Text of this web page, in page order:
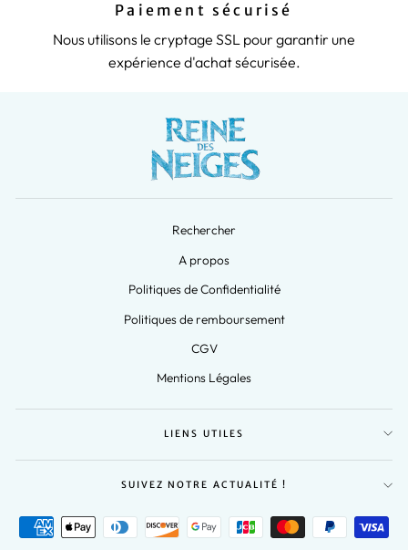
Paiement sécurisé
Nous utilisons le cryptage SSL pour garantir une
expérience d'achat sécurisée.
Rechercher
A propos
Politiques de Confidentialité
Politiques de remboursement
CGV
Mentions Légales
LIENS UTILES
SUIVEZ NOTRE ACTUALITÉ !